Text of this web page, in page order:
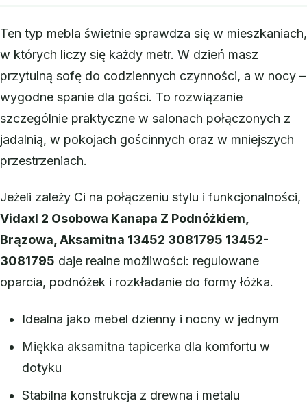
Ten typ mebla świetnie sprawdza się w mieszkaniach,
w których liczy się każdy metr. W dzień masz
przytulną sofę do codziennych czynności, a w nocy –
wygodne spanie dla gości. To rozwiązanie
szczególnie praktyczne w salonach połączonych z
jadalnią, w pokojach gościnnych oraz w mniejszych
przestrzeniach.
Jeżeli zależy Ci na połączeniu stylu i funkcjonalności,
Vidaxl 2 Osobowa Kanapa Z Podnóżkiem,
Brązowa, Aksamitna 13452 3081795 13452-
3081795 daje realne możliwości: regulowane
oparcia, podnóżek i rozkładanie do formy łóżka.
Idealna jako mebel dzienny i nocny w jednym
Miękka aksamitna tapicerka dla komfortu w
dotyku
Stabilna konstrukcja z drewna i metalu